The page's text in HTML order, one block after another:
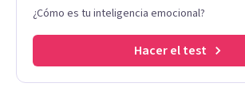
¿Cómo es tu inteligencia emocional?
Hacer el test